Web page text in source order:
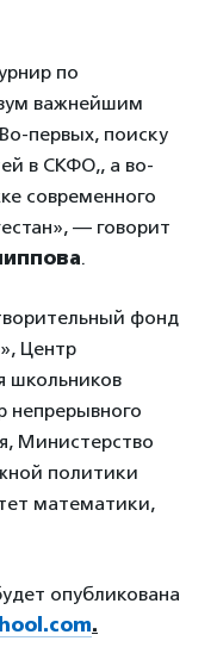
по
важнейшим
первых, поиску
в СКФО,, а во-
современного
— говорит
.
фонд
Центр
школьников
непрерывного
Министерство
политики
математики,
опубликована
.